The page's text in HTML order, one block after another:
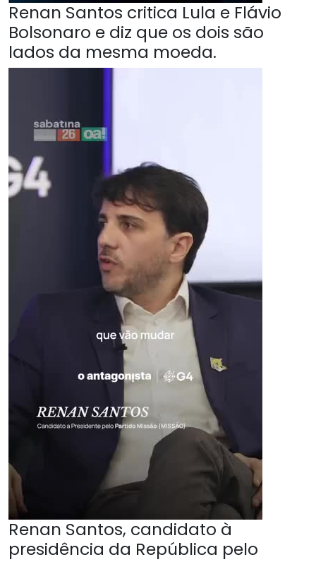
Renan Santos critica Lula e Flávio
Bolsonaro e diz que os dois são
lados da mesma moeda.
Renan Santos, candidato à
presidência da República pelo